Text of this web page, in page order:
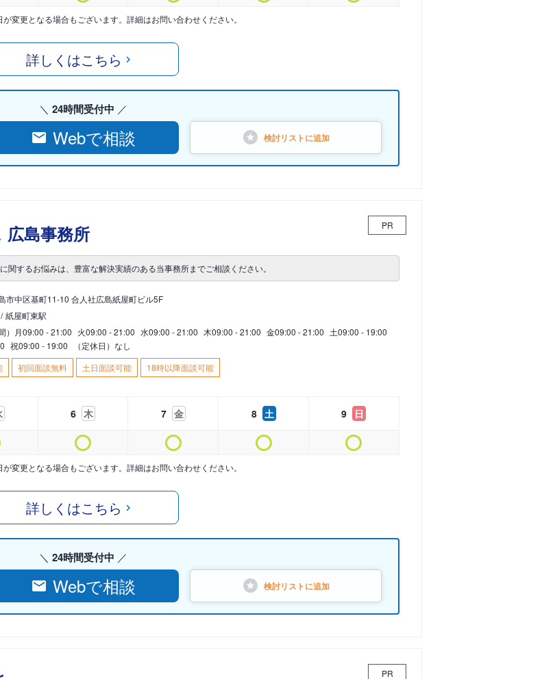
変更となる場合もございます。詳細はお問い合わせください。
詳しくはこちら
24時間受付中
Webで相談 検討リストに追加
島事務所 PR
関するお悩みは、豊富な解決実績のある当事務所までご相談ください。
市中区基町11-10 合人社広島紙屋町ビル5F
紙屋町東駅
） 月09:00 - 21:00 火09:00 - 21:00 水09:00 - 21:00 木09:00 - 21:00 金09:00 - 21:00 土09:00 - 19:00
祝09:00 - 19:00
（定休日）なし
初回面談無料 土日面談可能 18時以降面談可能
6 木 7 金 8 土 9 日
変更となる場合もございます。詳細はお問い合わせください。
詳しくはこちら
24時間受付中
Webで相談 検討リストに追加
PR